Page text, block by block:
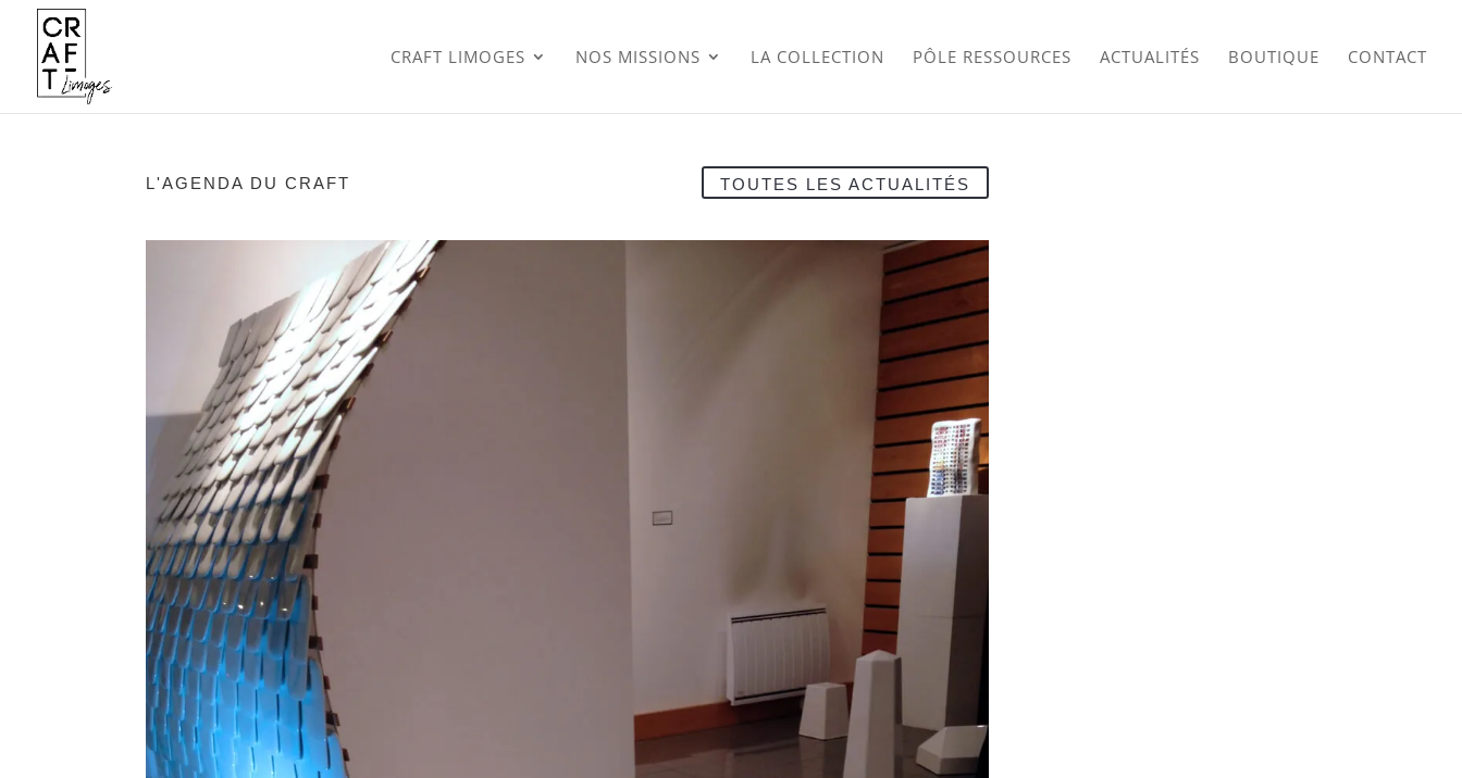
CRAFT LIMOGES NOS MISSIONS LA COLLECTION PÔLE RESSOURCES ACTUALITÉS BOUTIQUE CONTACT
L'AGENDA DU CRAFT TOUTES LES ACTUALITÉS